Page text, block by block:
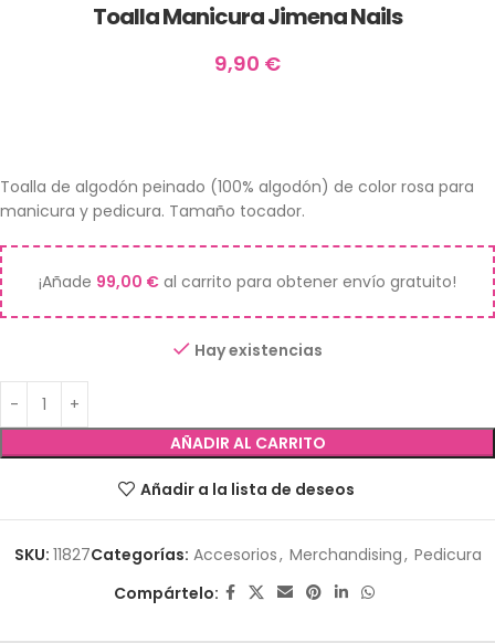
Toalla Manicura Jimena Nails
9,90 €
Toalla de algodón peinado (100% algodón) de color rosa para
manicura y pedicura. Tamaño tocador.
¡Añade 99,00 € al carrito para obtener envío gratuito!
Hay existencias
AÑADIR AL CARRITO
Añadir a la lista de deseos
SKU: 11827Categorías: Accesorios, Merchandising, Pedicura
Compártelo: